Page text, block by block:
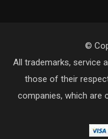
©
All trademarks, service
those of their
companies, which are